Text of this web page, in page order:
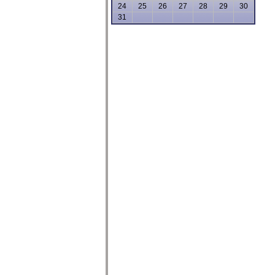
24
25 26 27 28 29
30
31